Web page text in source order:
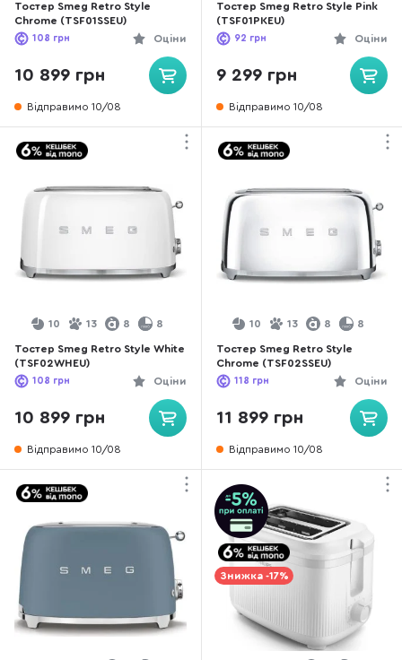
Тостер Smeg Retro Style
Chrome (TSF01SSEU)
Оціни
108 грн
10 899 грн
Відправимо 10/08
Тостер Smeg Retro Style Pink
(TSF01PKEU)
Оціни
92 грн
9 299 грн
Відправимо 10/08
10 13 8 8
Тостер Smeg Retro Style White
(TSF02WHEU)
Оціни
108 грн
10 899 грн
Відправимо 10/08
10 13 8 8
Тостер Smeg Retro Style
Chrome (TSF02SSEU)
Оціни
118 грн
11 899 грн
Відправимо 10/08
Знижка -17%